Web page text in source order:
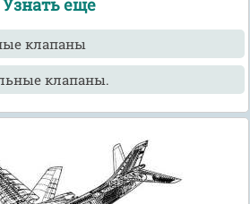
Узнать еще
клапаны
клапаны.